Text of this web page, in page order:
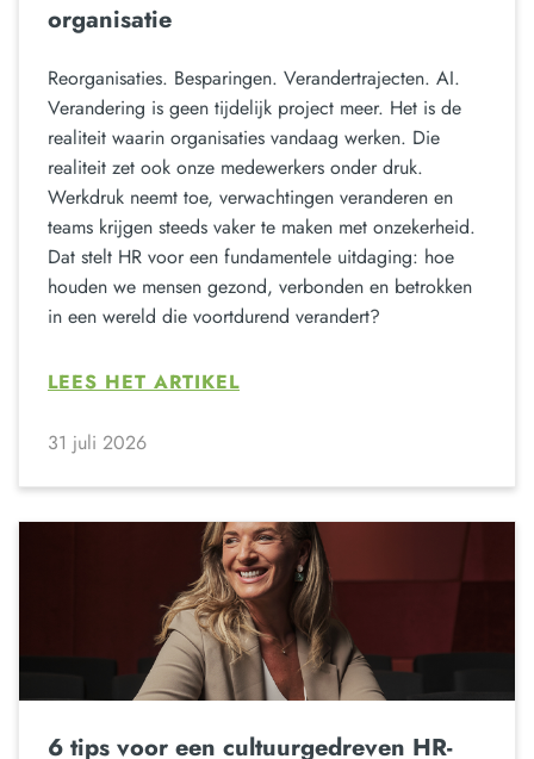
organisatie
Reorganisaties. Besparingen. Verandertrajecten. AI.
Verandering is geen tijdelijk project meer. Het is de
realiteit waarin organisaties vandaag werken. Die
realiteit zet ook onze medewerkers onder druk.
Werkdruk neemt toe, verwachtingen veranderen en
teams krijgen steeds vaker te maken met onzekerheid.
Dat stelt HR voor een fundamentele uitdaging: hoe
houden we mensen gezond, verbonden en betrokken
in een wereld die voortdurend verandert?
LEES HET ARTIKEL
31 juli 2026
6 tips voor een cultuurgedreven HR-